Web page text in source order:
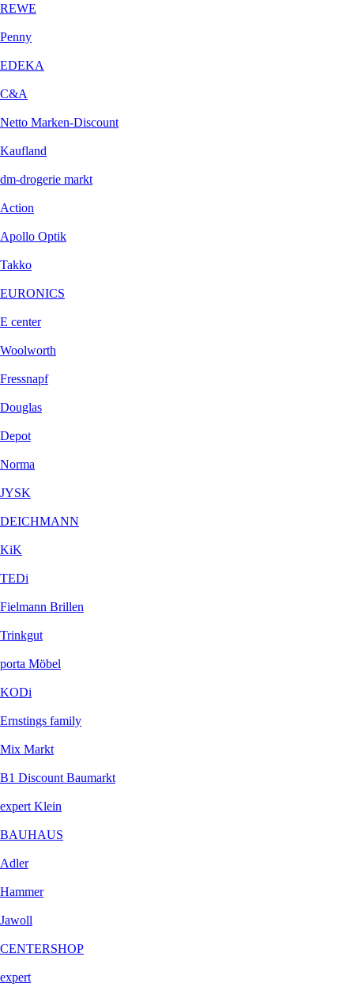
REWE
Penny
EDEKA
C&A
Netto Marken-Discount
Kaufland
dm-drogerie markt
Action
Apollo Optik
Takko
EURONICS
E center
Woolworth
Fressnapf
Douglas
Depot
Norma
JYSK
DEICHMANN
KiK
TEDi
Fielmann Brillen
Trinkgut
porta Möbel
KODi
Ernstings family
Mix Markt
B1 Discount Baumarkt
expert Klein
BAUHAUS
Adler
Hammer
Jawoll
CENTERSHOP
expert